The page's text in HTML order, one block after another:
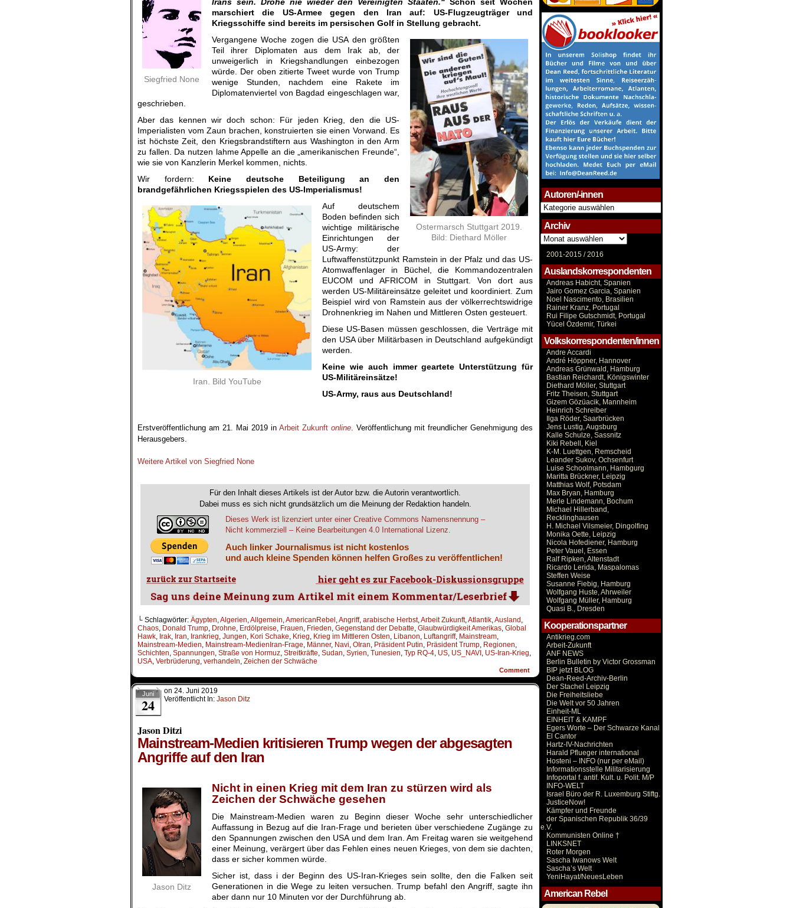
Siegfried None
marschiert die US-Armee gegen den Iran auf: US-Flugzeugträger und
Kriegsschiffe sind bereits im persischen Golf in Stellung gebracht.
Ostermarsch Stuttgart 2019.
Bild: Diethard Möller
Vergangene Woche zogen die USA den größten
Teil ihrer Diplomaten aus dem Irak ab, der
unweigerlich in Kriegshandlungen einbezogen
würde. Der oben zitierte Tweet wurde von Trump
wenige Stunden, nachdem eine Rakete im
Diplomatenviertel von Bagdad eingeschlagen war,
geschrieben.
Aber das kennen wir doch schon: Für jeden Krieg, den die US-
Imperialisten vom Zaun brachen, konstruierten sie einen Vorwand. Es
ist höchste Zeit, den Kriegsbrandstiftern aus Washington in den Arm
zu fallen. Da nutzen lahme Appelle an die „amerikanischen Freunde“,
wie sie von Kanzlerin Merkel kommen, nichts.
Wir fordern: Keine deutsche Beteiligung an den
brandgefährlichen Kriegsspielen des US-Imperialismus!
Iran. Bild YouTube
Auf deutschem
Boden befinden sich
wichtige militärische
Einrichtungen der
US-Army: der
Luftwaffenstützpunkt Ramstein in der Pfalz und das US-
Atomwaffenlager in Büchel, die Kommandozentralen
EUCOM und AFRICOM in Stuttgart. Von dort aus
werden US-Militäreinsätze geleitet und koordiniert. Zum
Beispiel wird von Ramstein aus der völkerrechtswidrige
Drohnenkrieg im Nahen und Mittleren Osten gesteuert.
Diese US-Basen müssen geschlossen, die Verträge mit
den USA über Militärbasen in Deutschland aufgekündigt
werden.
Keine wie auch immer geartete Unterstützung für
US-Militäreinsätze!
US-Army, raus aus Deutschland!
Erstveröffentlichung am 21. Mai 2019 in Arbeit Zukunft online. Veröffentlichung mit freundlicher Genehmigung des
Herausgebers.
Weitere Artikel von Siegfried None
Für den Inhalt dieses Artikels ist der Autor bzw. die Autorin verantwortlich.
Dabei muss es sich nicht grundsätzlich um die Meinung der Redaktion handeln.
Dieses Werk ist lizenziert unter einer Creative Commons Namensnennung –
Nicht kommerziell – Keine Bearbeitungen 4.0 International Lizenz.
Auch linker Journalismus ist nicht kostenlos
und auch kleine Spenden können helfen Großes zu veröffentlichen!
└ Schlagwörter: Ägypten,Algerien,Allgemein,AmericanRebel ,Angriff, arabische Herbst,Arbeit Zukunft,Atlantik,Ausland ,
Chaos, Donald Trump, Drohne, Erdölpreise, Frauen, Frieden, Gegenstand der Debatte, Glaubwürdigkeit Amerikas, Global
Hawk, Irak, Iran, Irankrieg, Jungen, Kori Schake, Krieg, Krieg im Mittleren Osten, Libanon, Luftangriff, Mainstream,
Mainstream-Medien, Mainstream-MedienIran-Frage, Männer, Navi, OIran, Präsident Putin, Präsident Trump, Regionen,
Schichten, Spannungen, Straße von Hormuz, Streitkräfte, Sudan, Syrien, Tunesien, Typ RQ-4, US, US_NAVI , US-Iran-Krieg,
USA, Verbrüderung, verhandeln, Zeichen der Schwäche
Comment
Juni
24
on 24. Juni 2019
Veröffentlicht In: Jason Ditz
Jason Ditzi
Mainstream-Medien kritisieren Trump wegen der abgesagten
Angriffe auf den Iran
Jason Ditz
Nicht in einen Krieg mit dem Iran zu stürzen wird als
Zeichen der Schwäche gesehen
Die Mainstream-Medien waren zu Beginn dieser Woche sehr unterschiedlicher
Auffassung in Bezug auf die Iran-Frage und berieten über verschiedene Zugänge zu
den Spannungen zwischen den USA und dem Iran. Am Freitag waren sie weitgehend
einer Meinung, verärgert über das Fehlen eines neuen Krieges, von dem sie dachten,
dass er sicher kommen würde.
Sicher ist, dass i der Beginn des US-Iran-Krieges sein sollte, den die Falken seit
Generationen in die Wege zu leiten versuchen. Trump befahl den Angriff, sagte ihn
aber dann nur 10 Minuten vor der Durchführung ab.
Autoren/-innen
Autoren/-
innen
Archiv
Archiv
2001-2015 /2016
Auslandskorrespondenten
Andreas Habicht, Spanien
Jairo Gomez Garcia, Spanien
Noel Nascimento, Brasilien
Rainer Kranz, Portugal
Rui Filipe Gutschmidt, Portugal
Yücel Özdemir, Türkei
Volkskorrespondenten/innen
Andre Accardi
André Höppner, Hannover
Andreas Grünwald, Hamburg
Bastian Reichardt, Königswinter
Diethard Möller, Stuttgart
Fritz Theisen, Stuttgart
Gizem Gözüacik, Mannheim
Heinrich Schreiber
Ilga Röder, Saarbrücken
Jens Lustig, Augsburg
Kalle Schulze, Sassnitz
Kiki Rebell, Kiel
K-M. Luettgen, Remscheid
Leander Sukov, Ochsenfurt
Luise Schoolmann, Hambgurg
Maritta Brückner, Leipzig
Matthias Wolf, Potsdam
Max Bryan, Hamburg
Merle Lindemann, Bochum
Michael Hillerband,
Recklinghausen
H. Michael Vilsmeier, Dingolfing
Monika Oette, Leipzig
Nicola Hofediener, Hamburg
Peter Vauel, Essen
Ralf Ripken, Altenstadt
Ricardo Lerida, Maspalomas
Steffen Weise
Susanne Fiebig, Hamburg
Wolfgang Huste, Ahrweiler
Wolfgang Müller, Hamburg
Quasi B., Dresden
Kooperationspartner
Antikrieg.com
Arbeit-Zukunft
ANF NEWS
Berlin Bulletin by Victor Grossman
BIP jetzt BLOG
Dean-Reed-Archiv-Berlin
Der Stachel Leipzig
Die Freiheitsliebe
Die Welt vor 50 Jahren
Einheit-ML
EINHEIT & KAMPF
Egers Worte – Der Schwarze Kanal
El Cantor
Hartz-IV-Nachrichten
Harald Pflueger international
Hosteni – INFO (nur per eMail)
Informationsstelle Militarisierung
Infoportal f. antif. Kult. u. Polit. M/P
INFO-WELT
Israel Büro der R. Luxemburg Stiftg.
JusticeNow!
Kämpfer und Freunde
der Spanischen Republik 36/39
e.V.
Kommunisten Online †
LINKSNET
Roter Morgen
Sascha Iwanows Welt
Sascha’s Welt
YeniHayat/NeuesLeben
American Rebel